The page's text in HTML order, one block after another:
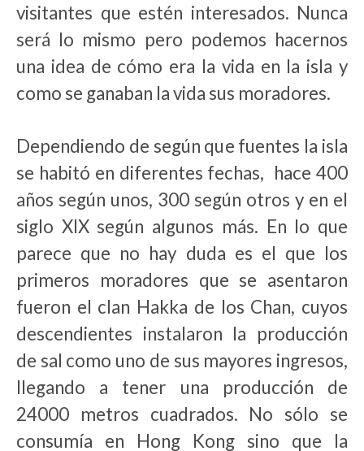
visitantes que estén interesados. Nunca
será lo mismo pero podemos hacernos
una idea de cómo era la vida en la isla y
como se ganaban la vida sus moradores.
Dependiendo de según que fuentes la isla
se habitó en diferentes fechas, hace 400
años según unos, 300 según otros y en el
siglo XIX según algunos más. En lo que
parece que no hay duda es el que los
primeros moradores que se asentaron
fueron el clan Hakka de los Chan, cuyos
descendientes instalaron la producción
de sal como uno de sus mayores ingresos,
llegando a tener una producción de
24000 metros cuadrados. No sólo se
consumía en Hong Kong sino que la